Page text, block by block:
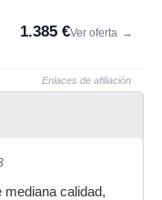
1.385 €Ver oferta →
Enlaces de afiliación
mediana calidad,